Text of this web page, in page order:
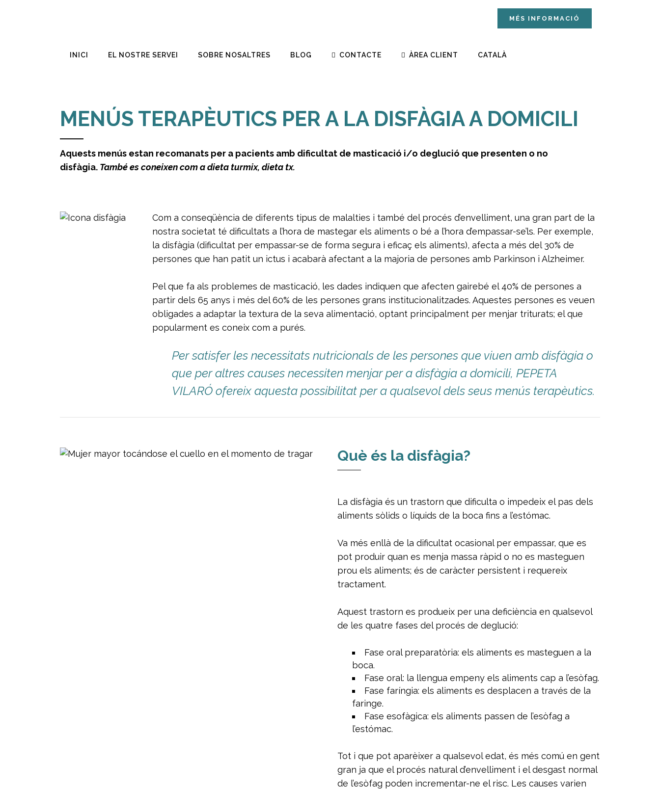
MÉS INFORMACIÓ
INICI EL NOSTRE SERVEI SOBRE NOSALTRES BLOG CONTACTE ÀREA CLIENT CATALÀ
MENÚS TERAPÈUTICS PER A LA DISFÀGIA A DOMICILI
Aquests menús estan recomanats per a pacients amb dificultat de masticació i/o deglució que presenten o no
disfàgia. També es coneixen com a dieta turmix, dieta tx.
Com a conseqüència de diferents tipus de malalties i també del procés d’envelliment, una gran part de la
nostra societat té dificultats a l’hora de mastegar els aliments o bé a l’hora d’empassar-se’ls. Per exemple,
la disfàgia (dificultat per empassar-se de forma segura i eficaç els aliments), afecta a més del 30% de
persones que han patit un ictus i acabarà afectant a la majoria de persones amb Parkinson i Alzheimer.
Pel que fa als problemes de masticació, les dades indiquen que afecten gairebé el 40% de persones a
partir dels 65 anys i més del 60% de les persones grans institucionalitzades. Aquestes persones es veuen
obligades a adaptar la textura de la seva alimentació, optant principalment per menjar triturats; el que
popularment es coneix com a purés.
Per satisfer les necessitats nutricionals de les persones que viuen amb disfàgia o
que per altres causes necessiten menjar per a disfàgia a domicili, PEPETA
VILARÓ ofereix aquesta possibilitat per a qualsevol dels seus menús terapèutics.
Què és la disfàgia?
La disfàgia és un trastorn que dificulta o impedeix el pas dels
aliments sòlids o líquids de la boca fins a l’estómac.
Va més enllà de la dificultat ocasional per empassar, que es
pot produir quan es menja massa ràpid o no es masteguen
prou els aliments; és de caràcter persistent i requereix
tractament.
Aquest trastorn es produeix per una deficiència en qualsevol
de les quatre fases del procés de deglució:
Fase oral preparatòria: els aliments es masteguen a la
boca.
Fase oral: la llengua empeny els aliments cap a l’esòfag.
Fase faríngia: els aliments es desplacen a través de la
faringe.
Fase esofàgica: els aliments passen de l’esòfag a
l’estómac.
Tot i que pot aparèixer a qualsevol edat, és més comú en gent
gran ja que el procés natural d’envelliment i el desgast normal
de l’esòfag poden incrementar-ne el risc. Les causes varien